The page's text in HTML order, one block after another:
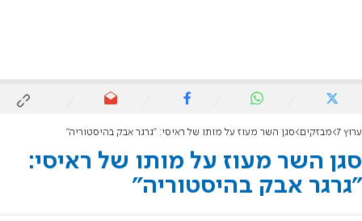
ערוץ 7 מבזקים סגן השר מעוז על מותו של ראיסי: "גרגר אבק בהיסטוריה"
סגן השר מעוז על מותו של ראיסי:
"גרגר אבק בהיסטוריה"